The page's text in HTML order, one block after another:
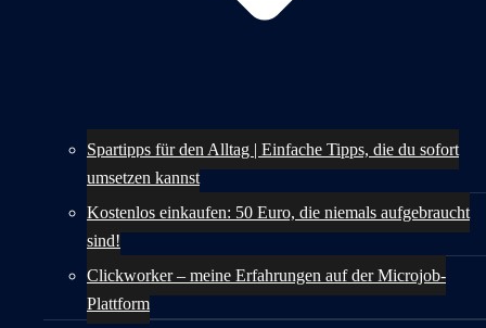
Spartipps für den Alltag | Einfache Tipps, die du sofort
umsetzen kannst
Kostenlos einkaufen: 50 Euro, die niemals aufgebraucht
sind!
Clickworker – meine Erfahrungen auf der Microjob-
Plattform